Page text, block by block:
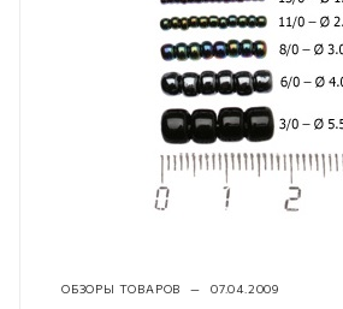
ОБЗОРЫ ТОВАРОВ — 07.04.2009